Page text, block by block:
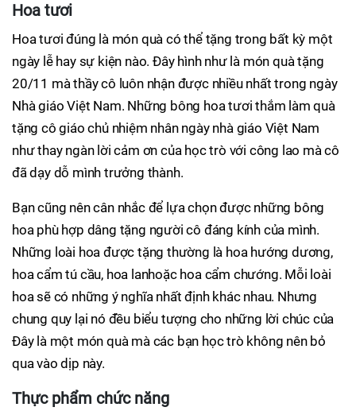
Hoa tươi
Hoa tươi đúng là món quà có thể tặng trong bất kỳ một
ngày lễ hay sự kiện nào. Đây hình như là món quà tặng
20/11 mà thầy cô luôn nhận được nhiều nhất trong ngày
Nhà giáo Việt Nam. Những bông hoa tươi thắm làm quà
tặng cô giáo chủ nhiệm nhân ngày nhà giáo Việt Nam
như thay ngàn lời cảm ơn của học trò với công lao mà cô
đã dạy dỗ mình trưởng thành.
Bạn cũng nên cân nhắc để lựa chọn được những bông
hoa phù hợp dâng tặng người cô đáng kính của mình.
Những loài hoa được tặng thường là hoa hướng dương,
hoa cẩm tú cầu, hoa lanhoặc hoa cẩm chướng. Mỗi loài
hoa sẽ có những ý nghĩa nhất định khác nhau. Nhưng
chung quy lại nó đều biểu tượng cho những lời chúc của
Đây là một món quà mà các bạn học trò không nên bỏ
qua vào dịp này.
Thực phẩm chức năng